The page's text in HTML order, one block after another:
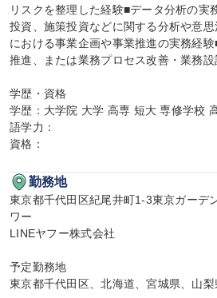
リスクを整理した経験■データ分析の実
投資、施策投資などに関する分析や意
における事業企画や事業推進の実務経
推進、または業務プロセス改善・業務
学歴・資格
学歴：大学院 大学 高専 短大 専修学校
語学力：
資格：
勤務地
東京都千代田区紀尾井町1-3東京ガーデ
ワー
LINEヤフー株式会社
予定勤務地
東京都千代田区、北海道、宮城県、山梨